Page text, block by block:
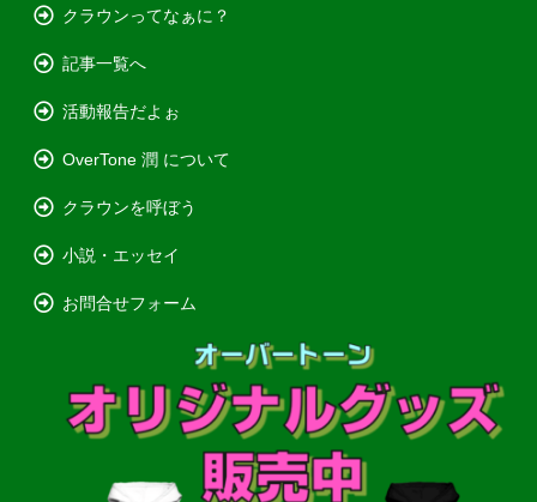
クラウンってなぁに？
記事一覧へ
活動報告だよぉ
OverTone 潤 について
クラウンを呼ぼう
小説・エッセイ
お問合せフォーム